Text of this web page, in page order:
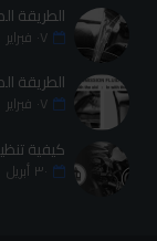
الطريقة
٠٧ فبراير
الطريقة
٠٧ فبراير
كيفية
٣٠ أبريل